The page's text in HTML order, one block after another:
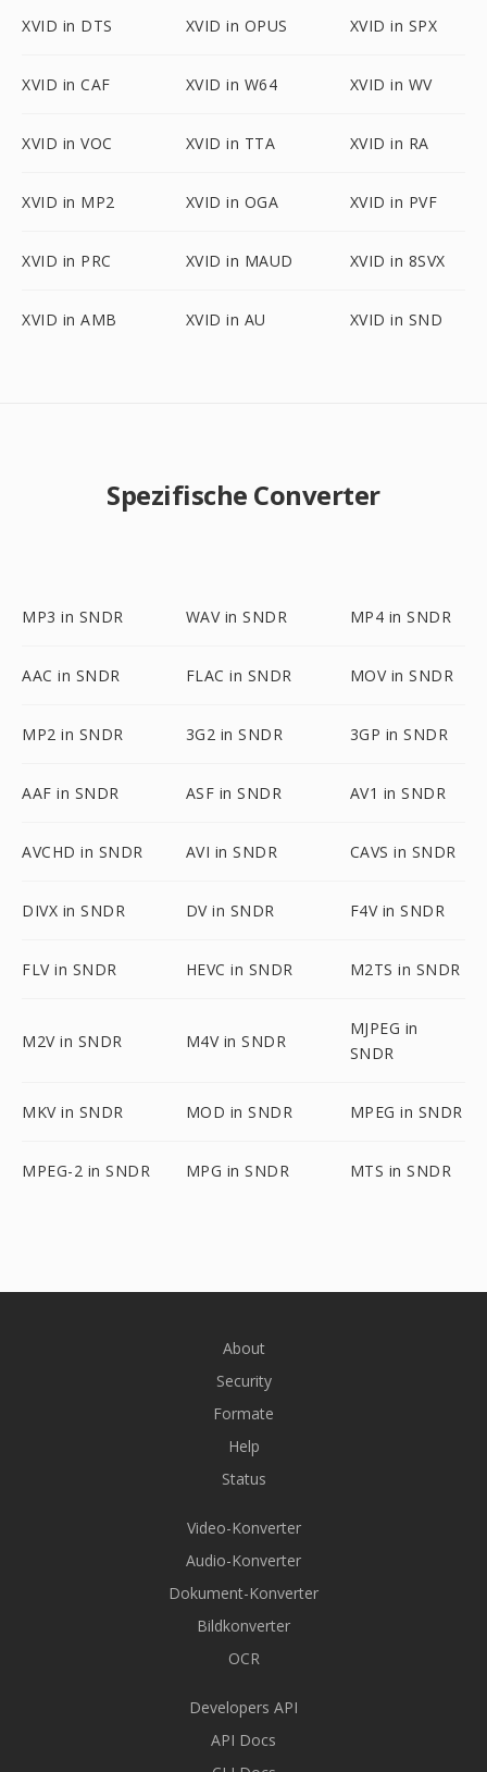
XVID in DTS XVID in OPUS XVID in SPX
XVID in CAF XVID in W64 XVID in WV
XVID in VOC XVID in TTA XVID in RA
XVID in MP2 XVID in OGA XVID in PVF
XVID in PRC XVID in MAUD XVID in 8SVX
XVID in AMB XVID in AU XVID in SND
Spezifische Converter
MP3 in SNDR WAV in SNDR MP4 in SNDR
AAC in SNDR FLAC in SNDR MOV in SNDR
MP2 in SNDR 3G2 in SNDR 3GP in SNDR
AAF in SNDR ASF in SNDR AV1 in SNDR
AVCHD in SNDR AVI in SNDR CAVS in SNDR
DIVX in SNDR DV in SNDR F4V in SNDR
FLV in SNDR HEVC in SNDR M2TS in SNDR
M2V in SNDR M4V in SNDR
MJPEG in
SNDR
MKV in SNDR MOD in SNDR MPEG in SNDR
MPEG-2 in SNDR MPG in SNDR MTS in SNDR
About
Security
Formate
Help
Status
Video-Konverter
Audio-Konverter
Dokument-Konverter
Bildkonverter
OCR
Developers API
API Docs